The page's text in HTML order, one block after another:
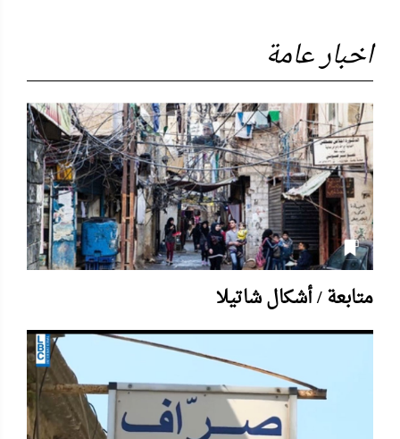
اخبار عامة
متابعة / أشكال شاتيلا